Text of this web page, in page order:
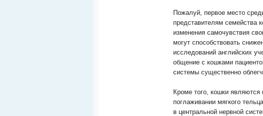
Пожалуй, первое место
представителям семейства
изменения самочувствия
могут способствовать
исследований английских
общение с кошками
системы существенно
Кроме того, кошки
поглаживании мягкого
в центральной нервной